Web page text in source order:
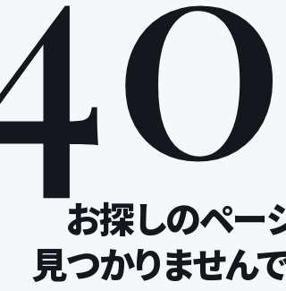
お探しのペー
見つかりませんで